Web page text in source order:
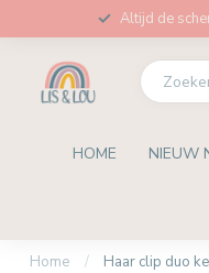
Altijd de
HOME NIEUW
Home / Haar clip duo